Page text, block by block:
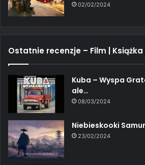
02/02/2024
Ostatnie recenzje – Film | Książka
Kuba – Wyspa
ale…
08/03/2024
Niebieskooki
23/02/2024